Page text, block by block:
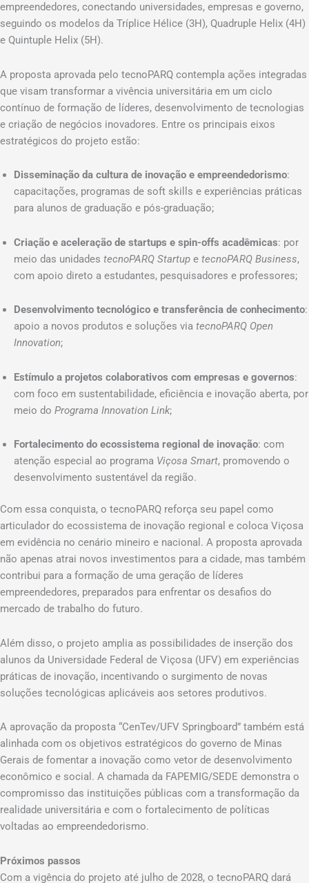
empreendedores, conectando universidades, empresas e governo,
seguindo os modelos da Tríplice Hélice (3H), Quadruple Helix (4H)
e Quintuple Helix (5H).
A proposta aprovada pelo tecnoPARQ contempla ações integradas
que visam transformar a vivência universitária em um ciclo
contínuo de formação de líderes, desenvolvimento de tecnologias
e criação de negócios inovadores. Entre os principais eixos
estratégicos do projeto estão:
Disseminação da cultura de inovação e empreendedorismo:
capacitações, programas de soft skills e experiências práticas
para alunos de graduação e pós-graduação;
Criação e aceleração de startups e spin-offs acadêmicas: por
meio das unidades tecnoPARQ Startup e tecnoPARQ Business,
com apoio direto a estudantes, pesquisadores e professores;
Desenvolvimento tecnológico e transferência de conhecimento:
apoio a novos produtos e soluções via tecnoPARQ Open
Innovation;
Estímulo a projetos colaborativos com empresas e governos:
com foco em sustentabilidade, eficiência e inovação aberta, por
meio do Programa Innovation Link;
Fortalecimento do ecossistema regional de inovação: com
atenção especial ao programa Viçosa Smart, promovendo o
desenvolvimento sustentável da região.
Com essa conquista, o tecnoPARQ reforça seu papel como
articulador do ecossistema de inovação regional e coloca Viçosa
em evidência no cenário mineiro e nacional. A proposta aprovada
não apenas atrai novos investimentos para a cidade, mas também
contribui para a formação de uma geração de líderes
empreendedores, preparados para enfrentar os desafios do
mercado de trabalho do futuro.
Além disso, o projeto amplia as possibilidades de inserção dos
alunos da Universidade Federal de Viçosa (UFV) em experiências
práticas de inovação, incentivando o surgimento de novas
soluções tecnológicas aplicáveis aos setores produtivos.
A aprovação da proposta “CenTev/UFV Springboard” também está
alinhada com os objetivos estratégicos do governo de Minas
Gerais de fomentar a inovação como vetor de desenvolvimento
econômico e social. A chamada da FAPEMIG/SEDE demonstra o
compromisso das instituições públicas com a transformação da
realidade universitária e com o fortalecimento de políticas
voltadas ao empreendedorismo.
Próximos passos
Com a vigência do projeto até julho de 2028, o tecnoPARQ dará